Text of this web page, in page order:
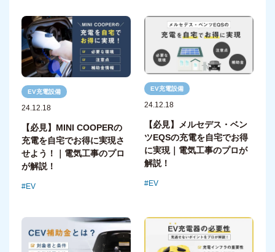
EV充電設備
24.12.18
【必見】MINI COOPERの
充電を自宅でお得に実現さ
せよう！｜電気工事のプロ
が解説！
EV
EV充電設備
24.12.18
【必見】メルセデス・ベン
ツEQSの充電を自宅でお得
に実現｜電気工事のプロが
解説！
EV